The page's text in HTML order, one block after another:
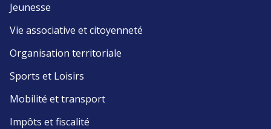
Jeunesse
Vie associative et citoyenneté
Organisation territoriale
Sports et Loisirs
Mobilité et transport
Impôts et fiscalité